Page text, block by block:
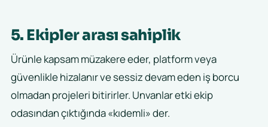
5. Ekipler arası sahiplik
Ürünle kapsam müzakere eder, platform veya
güvenlikle hizalanır ve sessiz devam eden iş borcu
olmadan projeleri bitirirler. Unvanlar etki ekip
odasından çıktığında «kıdemli» der.